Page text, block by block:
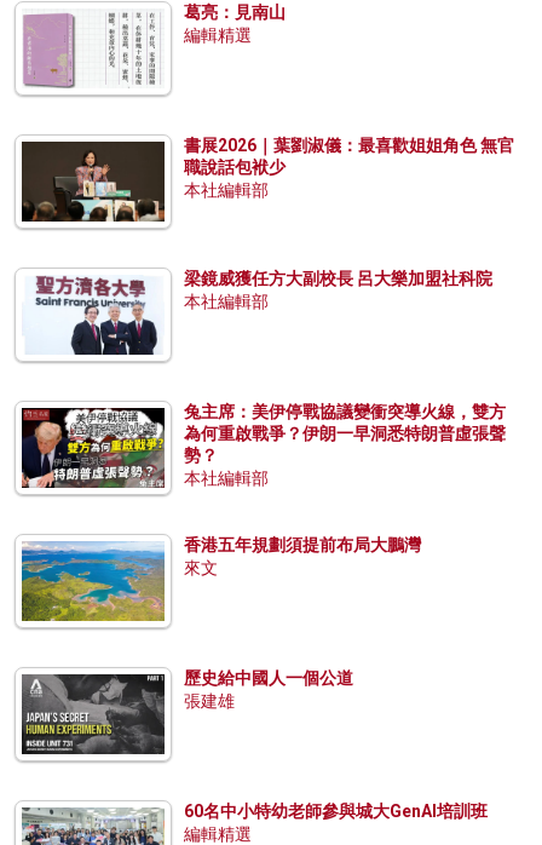
葛亮：見南山
編輯精選
書展2026｜葉劉淑儀：最喜歡姐姐角色 無官
職說話包袱少
本社編輯部
梁鏡威獲任方大副校長 呂大樂加盟社科院
本社編輯部
兔主席：美伊停戰協議變衝突導火線，雙方
為何重啟戰爭？伊朗一早洞悉特朗普虛張聲
勢？
本社編輯部
香港五年規劃須提前布局大鵬灣
來文
歷史給中國人一個公道
張建雄
60名中小特幼老師參與城大GenAI培訓班
編輯精選